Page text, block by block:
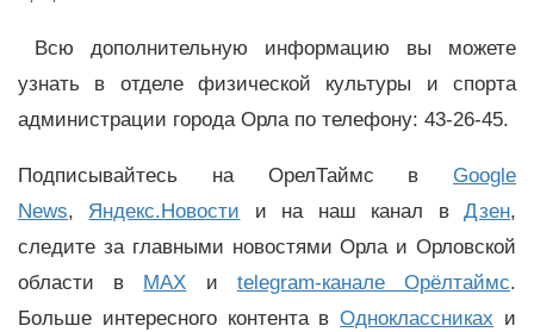
Всю дополнительную информацию вы можете
узнать в отделе физической культуры и спорта
администрации города Орла по телефону: 43-26-45.
Подписывайтесь на ОрелТаймс в Google
News, Яндекс.Новости и на наш канал вДзен,
следите за главными новостями Орла и Орловской
области в MAX и telegram-канале Орёлтаймс.
Больше интересного контента вОдноклассниках и